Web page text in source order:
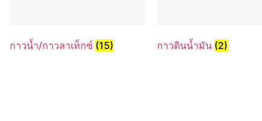
กาวน้ำ/กาวลาเท็กซ์ (15) กาวดินน้ำมัน (2)